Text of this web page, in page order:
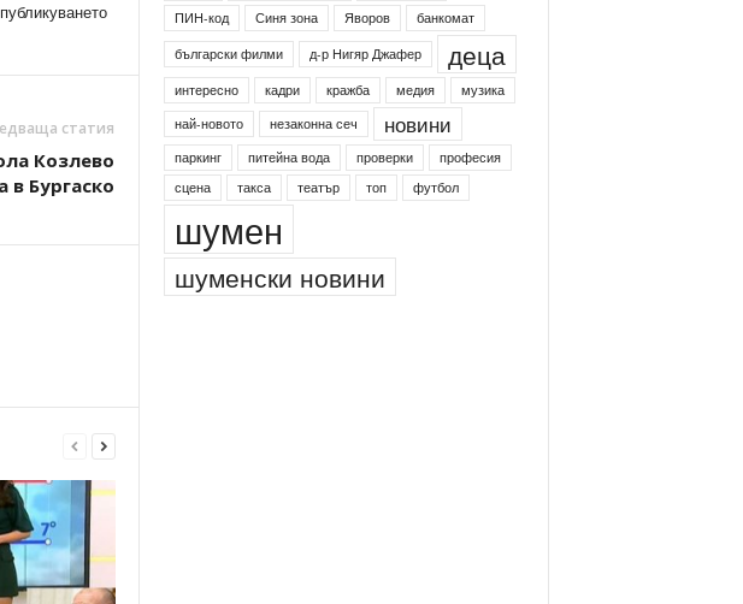
статия
Козлево
в Бургаско
ПИН-код
Синя зона Яворов
банкомат
български филми
д-р Нигяр Джафер деца
интересно кадри кражба медия
музика
най-новото
незаконна сеч новини
паркинг питейна вода проверки
професия
сцена
такса театър топ футбол
шумен
шуменски новини